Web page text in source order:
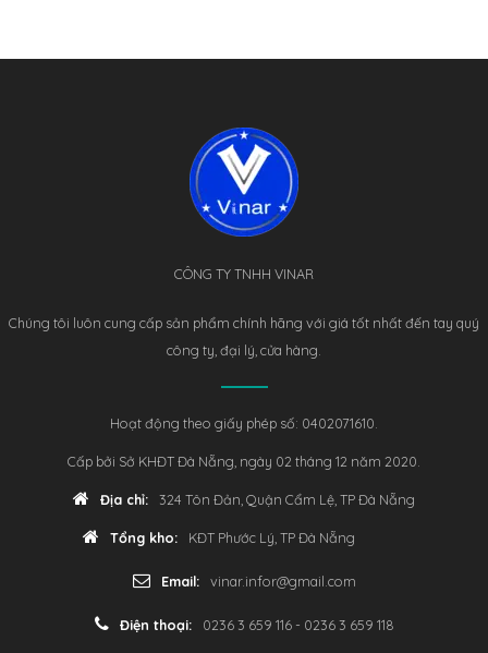
CÔNG TY TNHH VINAR
Chúng tôi luôn cung cấp sản phẩm chính hãng với giá tốt nhất đến tay quý
công ty, đại lý, cửa hàng.
Hoạt động theo giấy phép số: 0402071610.
Cấp bởi Sở KHĐT Đà Nẵng, ngày 02 tháng 12 năm 2020.
Địa chỉ: 324 Tôn Đản, Quận Cẩm Lệ, TP Đà Nẵng
Tổng kho: KĐT Phước Lý, TP Đà Nẵng
Email: vinar.infor@gmail.com
Điện thoại: 0236 3 659 116 - 0236 3 659 118